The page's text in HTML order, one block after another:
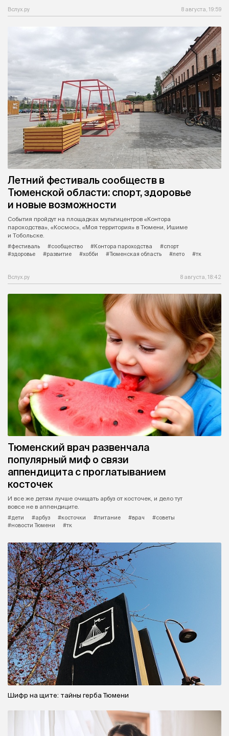
Вслух.ру 8 августа, 19:59
Летний фестиваль сообществ в
Тюменской области: спорт, здоровье
и новые возможности
События пройдут на площадках мультицентров «Контора
пароходства», «Космос», «Моя территория» в Тюмени, Ишиме
и Тобольске.
#фестиваль
#сообщество #Контора пароходства
#спорт
#здоровье
#развитие #хобби #Тюменская область #лето #тк
Вслух.ру 8 августа, 18:42
Тюменский врач развенчала
популярный миф о связи
аппендицита с проглатыванием
косточек
И все же детям лучше очищать арбуз от косточек, и дело тут
вовсе не в аппендиците.
#дети
#арбуз #косточки #питание #врач
#советы
#новости Тюмени
#тк
Шифр на щите: тайны герба Тюмени